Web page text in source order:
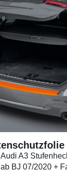
A3
BJ 07/2020 +